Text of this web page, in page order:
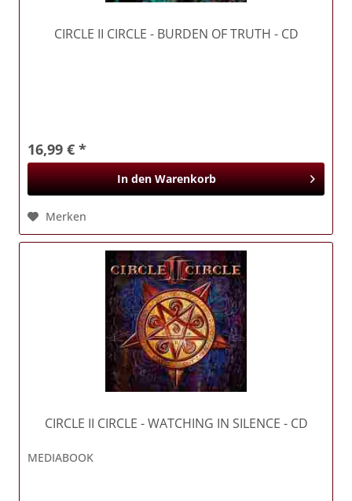
CIRCLE II CIRCLE - BURDEN OF TRUTH - CD
16,99 € *
In den Warenkorb
Merken
CIRCLE II CIRCLE - WATCHING IN SILENCE - CD
MEDIABOOK